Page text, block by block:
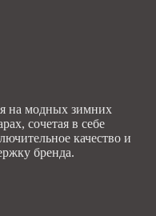
на модных зимних
сочетая в себе
качество и
бренда.